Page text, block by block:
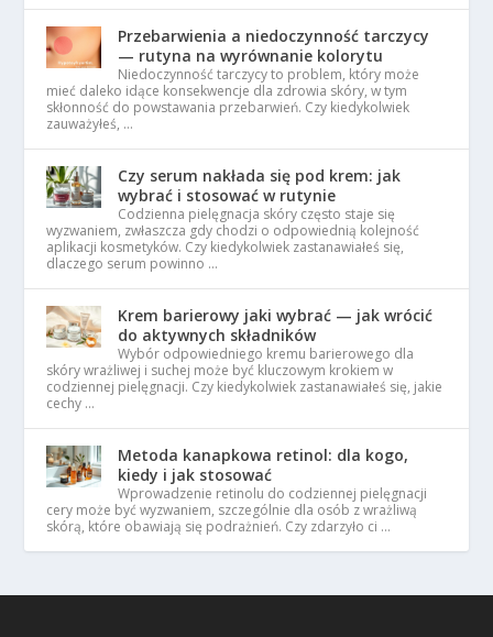
Przebarwienia a niedoczynność tarczycy
— rutyna na wyrównanie kolorytu
Niedoczynność tarczycy to problem, który może
mieć daleko idące konsekwencje dla zdrowia skóry, w tym
skłonność do powstawania przebarwień. Czy kiedykolwiek
zauważyłeś, …
Czy serum nakłada się pod krem: jak
wybrać i stosować w rutynie
Codzienna pielęgnacja skóry często staje się
wyzwaniem, zwłaszcza gdy chodzi o odpowiednią kolejność
aplikacji kosmetyków. Czy kiedykolwiek zastanawiałeś się,
dlaczego serum powinno …
Krem barierowy jaki wybrać — jak wrócić
do aktywnych składników
Wybór odpowiedniego kremu barierowego dla
skóry wrażliwej i suchej może być kluczowym krokiem w
codziennej pielęgnacji. Czy kiedykolwiek zastanawiałeś się, jakie
cechy …
Metoda kanapkowa retinol: dla kogo,
kiedy i jak stosować
Wprowadzenie retinolu do codziennej pielęgnacji
cery może być wyzwaniem, szczególnie dla osób z wrażliwą
skórą, które obawiają się podrażnień. Czy zdarzyło ci …